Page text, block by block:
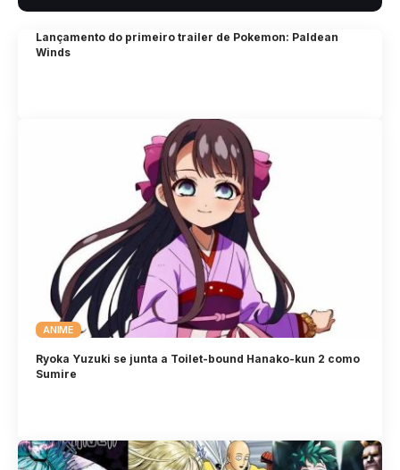
Lançamento do primeiro trailer de Pokemon: Paldean
Winds
ANIME
Ryoka Yuzuki se junta a Toilet-bound Hanako-kun 2 como
Sumire